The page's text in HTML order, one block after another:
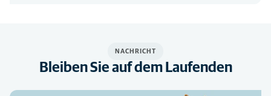
NACHRICHT
Bleiben Sie auf dem Laufenden